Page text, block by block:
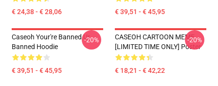
€ 24,38 - € 28,06 € 39,51 - € 45,95
Caseoh Your're Banned Ur
Banned Hoodie
€ 39,51 - € 45,95
-20%
CASEOH CARTOON MEME
[LIMITED TIME ONLY] Poster
€ 18,21 - € 42,22
-20%